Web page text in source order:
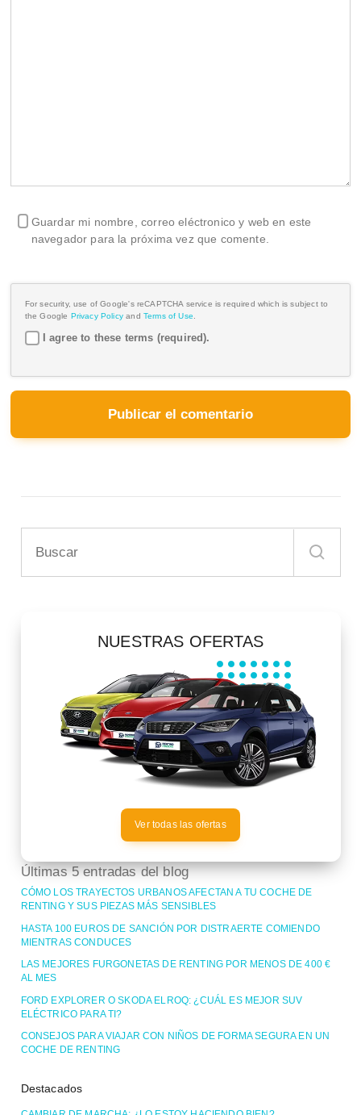
Guardar mi nombre, correo eléctronico y web en este
navegador para la próxima vez que comente.
For security, use of Google's reCAPTCHA service is required which is subject to
the Google Privacy Policy and Terms of Use
I agree to these terms (required).
NUESTRAS OFERTAS
Ver todas las ofertas
Últimas 5 entradas del blog
CÓMO LOS TRAYECTOS URBANOS AFECTAN A TU COCHE DE
RENTING Y SUS PIEZAS MÁS SENSIBLES
HASTA 100 EUROS DE SANCIÓN POR DISTRAERTE COMIENDO
MIENTRAS CONDUCES
LAS MEJORES FURGONETAS DE RENTING POR MENOS DE 400 €
AL MES
FORD EXPLORER O SKODA ELROQ: ¿CUÁL ES MEJOR SUV
ELÉCTRICO PARA TI?
CONSEJOS PARA VIAJAR CON NIÑOS DE FORMA SEGURA EN UN
COCHE DE RENTING
Destacados